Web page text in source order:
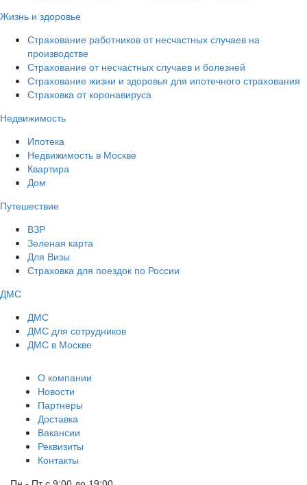
Жизнь и здоровье
Страхование работников от несчастных случаев на
производстве
Страхование от несчастных случаев и болезней
Страхование жизни и здоровья для ипотечного страхования
Страховка от коронавируса
Недвижимость
Ипотека
Недвижимость в Москве
Квартира
Дом
Путешествие
ВЗР
Зеленая карта
Для Визы
Страховка для поездок по России
ДМС
ДМС
ДМС для сотрудников
ДМС в Москве
О компании
Новости
Партнеры
Доставка
Вакансии
Реквизиты
Контакты